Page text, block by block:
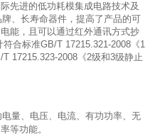
先进的低功耗模集成电路技术及
、长寿命器件，提高了产品的可
能，且可以通过红外通讯方式抄
合标准GB/T 17215.321-2008《1
17215.323-2008《2级和3级静止
量、电压、电流、有功功率、无
等功能。